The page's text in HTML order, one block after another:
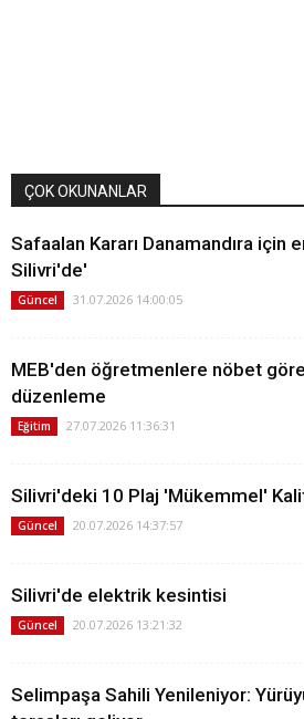
ÇOK OKUNANLAR
Safaalan Kararı Danamandıra için
Silivri'de'
Güncel 31.07.2026 14:00:05
MEB'den öğretmenlere nöbet
düzenleme
Eğitim 27.07.2026 11:36:31
Silivri'deki 10 Plaj 'Mükemmel'
Güncel 20.07.2026 14:37:57
Silivri'de elektrik kesintisi
Güncel 20.07.2026 13:21:32
Selimpaşa Sahili Yenileniyor: